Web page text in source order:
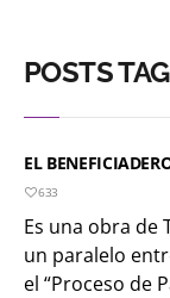
POSTS
EL
633
Es una obra de
un paralelo
el “Proceso de